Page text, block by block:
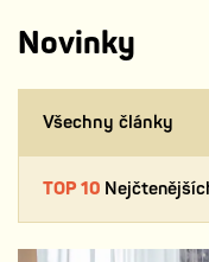
Novinky
Všechny články
TOP 10